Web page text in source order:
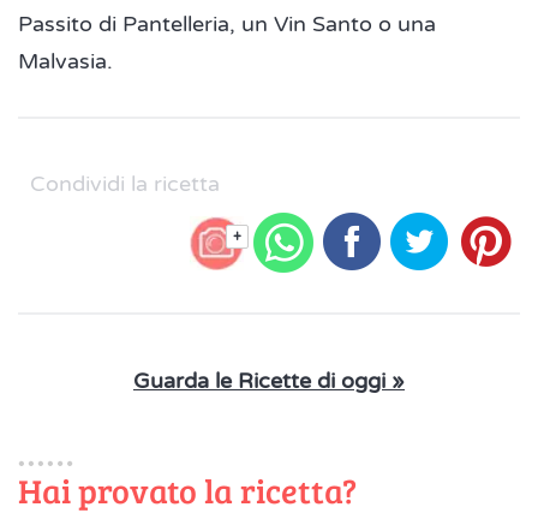
Passito di Pantelleria, un Vin Santo o una
Malvasia.
Condividi la ricetta
+
Guarda le Ricette di oggi »
Hai provato la ricetta?